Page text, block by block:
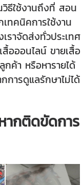
ธีใช้งานถึงที่ สอน
คนิคการใช้งาน
ราจัดส่งทั่วประเทศ
อออนไลน์ ขายเสื้อ
ค้า หรือหารายได้
การดูแลรักษาไม่ได้
กติดขัดการ